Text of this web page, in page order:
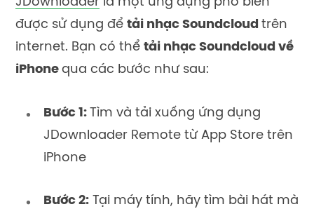
được sử dụng để tải nhạc Soundcloud trên
internet. Bạn có thể tải nhạc Soundcloud về
iPhone qua các bước như sau:
Bước 1: Tìm và tải xuống ứng dụng
JDownloader Remote từ App Store trên
iPhone
Bước 2: Tại máy tính, hãy tìm bài hát mà